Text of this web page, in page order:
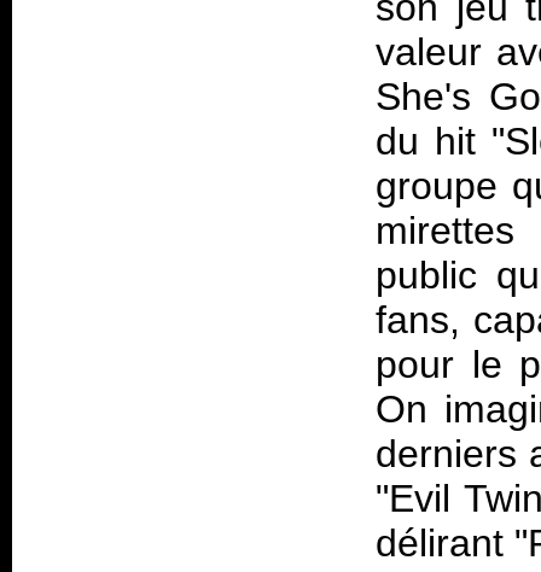
valeur
She's
du hit
groupe
public
fans,
pour le
On
derniers
"Evil
délirant